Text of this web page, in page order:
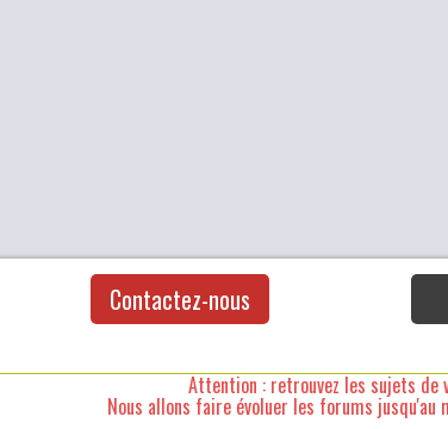
Contactez-nous
Attention : retrouvez les sujets de
Nous allons faire évoluer les forums